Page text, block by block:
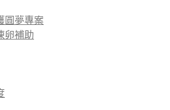
圓夢專案
卵補助